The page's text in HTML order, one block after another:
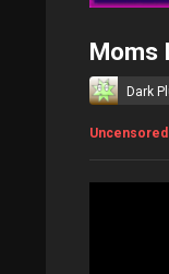
Moms
Dark
Uncensored